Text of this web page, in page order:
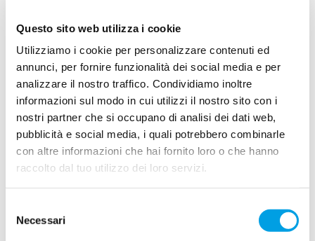
Questo sito web utilizza i cookie
Utilizziamo i cookie per personalizzare contenuti ed
annunci, per fornire funzionalità dei social media e per
analizzare il nostro traffico. Condividiamo inoltre
informazioni sul modo in cui utilizzi il nostro sito con i
nostri partner che si occupano di analisi dei dati web,
pubblicità e social media, i quali potrebbero combinarle
con altre informazioni che hai fornito loro o che hanno
raccolto dal tuo utilizzo dei loro servizi.
delNecessari
Ognuno di essi presenta sfide uniche in termini di sicurezza
e richiede un approccio specifico alla protezione
individuale. È fondamentale quindi che i lavoratori siano
dotati dei Dispositivi di Protezione Individuale (DPI)
adeguati per affrontare efficacemente questi rischi in
completa sicurezza.
LEGGI DI PIÙ
2026